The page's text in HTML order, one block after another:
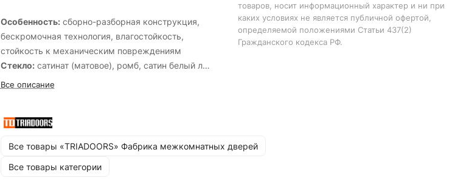
Особенность:cборно-разборная конструкция,
бескромочная технология, влагостойкость,
стойкость к механическим повреждениям
Стекло:сатинат (матовое), ромб, cатин белый лак
перламутр, cатин белый лак прозрачный, cатин
cтекло кристалл зеркальная сетка, черный
Стандартные размеры: 600, 700, 800, 900х2000
мм. и 550, 600х1900 мм.
Все описание
Все товары «TRIADOORS» Фабрика межкомнатных дверей
Все товары категории
товаров, носит информационный характер и ни при
каких условиях не является публичной офертой,
определяемой положениями Статьи 437(2)
Гражданского кодекса РФ.